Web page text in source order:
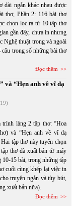
dài ngắn khác nhau được
thơ, Phần 2: 116 bài thơ
chọn lọc ra từ 10 tập thơ
gần đây, chưa in nhưng
Nghệ thuật trong và ngoài
trong số những bài thơ
Đọc thêm
và “Hẹn anh về vĩ dạ
làng 2 tập thơ: “Hoa
và “Hẹn anh về vĩ dạ
tập thơ này tuyển chọn
thơ đã xuất bản từ mấy
10-15 bài, trong những tập
cuối cùng khép lại việc in
truyện ngắn và tùy bút,
xuất bản nữa).
Đọc thêm